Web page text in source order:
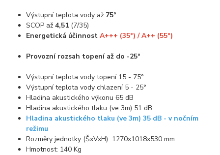
Výstupní teplota vody až 75°
SCOP až 4,51 (7/35)
Energetická účinnostA+++ (35°) / A++ (55°)
Provozní rozsah topení až do -25°
Výstupní teplota vody topení 15 - 75°
Výstupní teplota vody chlazení 5 - 25°
Hladina akustického výkonu 65 dB
Hladina akustického tlaku (ve 3m) 51 dB
Hladina akustického tlaku (ve 3m) 35 dB - v nočním
režimu
Rozměry jednotky (ŠxVxH) 1270x1018x530 mm
Hmotnost: 140 Kg